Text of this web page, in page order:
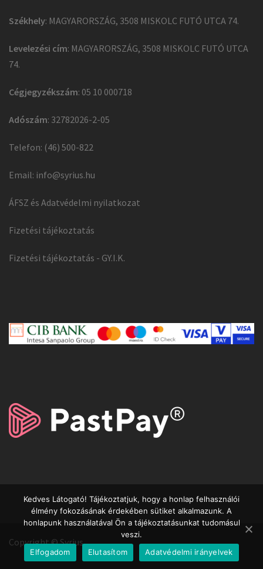
Székhely: MAGYARORSZÁG, 3508 MISKOLC FUTÓ UTCA 74.
Levelezési cím: MAGYARORSZÁG, 3508 MISKOLC FUTÓ UTCA
74.
Cégjegyzékszám: 05 10 000718
Adószám: 32782026-2-05
Telefon: (46) 500-822
Email: info@syrius.hu
ÁFSZ és Adatvédelmi nyilatkozat
Fizetési tájékoztatás
Fizetési tájékoztatás - GY.I.K.
Copyright © Syrius
Kedves Látogató! Tájékoztatjuk, hogy a honlap felhasználói
élmény fokozásának érdekében sütiket alkalmazunk. A
honlapunk használatával Ön a tájékoztatásunkat tudomásul
veszi.
Elfogadom
Elutasítom Adatvédelmi irányelvek